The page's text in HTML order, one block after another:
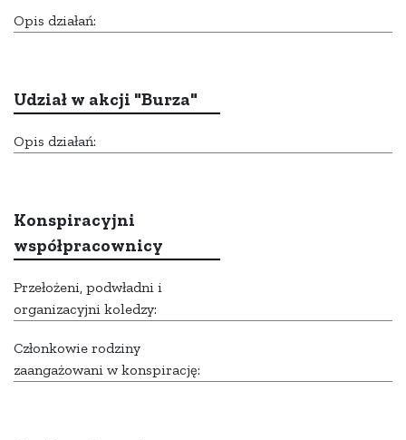
Opis działań:
Udział w akcji "Burza"
Opis działań:
Konspiracyjni
współpracownicy
Przełożeni, podwładni i
organizacyjni koledzy:
Członkowie rodziny
zaangażowani w konspirację: